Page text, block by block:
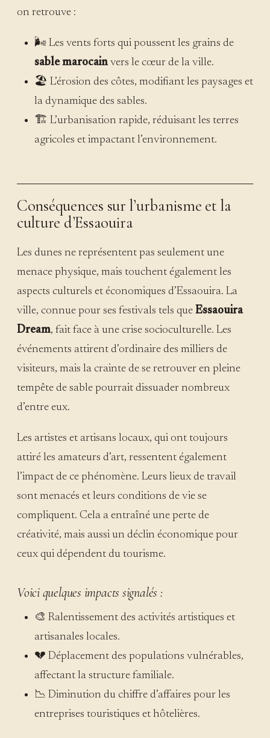
on retrouve :
🌬️ Les vents forts qui poussent les grains de
sable marocainvers le cœur de la ville.
🏖️ L’érosion des côtes, modifiant les paysages et
la dynamique des sables.
🏗️ L’urbanisation rapide, réduisant les terres
agricoles et impactant l’environnement.
Conséquences sur l’urbanisme et la
culture d’Essaouira
Les dunes ne représentent pas seulement une
menace physique, mais touchent également les
aspects culturels et économiques d’Essaouira. La
ville, connue pour ses festivals tels que Essaouira
Dream, fait face à une crise socioculturelle. Les
événements attirent d’ordinaire des milliers de
visiteurs, mais la crainte de se retrouver en pleine
tempête de sable pourrait dissuader nombreux
d’entre eux.
Les artistes et artisans locaux, qui ont toujours
attiré les amateurs d’art, ressentent également
l’impact de ce phénomène. Leurs lieux de travail
sont menacés et leurs conditions de vie se
compliquent. Cela a entraîné une perte de
créativité, mais aussi un déclin économique pour
ceux qui dépendent du tourisme.
Voici quelques impacts signalés :
🎨 Ralentissement des activités artistiques et
artisanales locales.
💔 Déplacement des populations vulnérables,
affectant la structure familiale.
📉 Diminution du chiffre d’affaires pour les
entreprises touristiques et hôtelières.